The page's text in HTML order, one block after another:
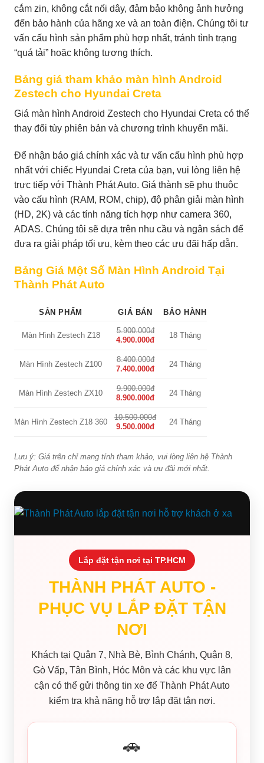
cắm zin, không cắt nối dây, đảm bảo không ảnh hưởng
đến bảo hành của hãng xe và an toàn điện. Chúng tôi tư
vấn cấu hình sản phẩm phù hợp nhất, tránh tình trạng
“quá tải” hoặc không tương thích.
Bảng giá tham khảo màn hình Android
Zestech cho Hyundai Creta
Giá màn hình Android Zestech cho Hyundai Creta có thể
thay đổi tùy phiên bản và chương trình khuyến mãi.
Để nhận báo giá chính xác và tư vấn cấu hình phù hợp
nhất với chiếc Hyundai Creta của bạn, vui lòng liên hệ
trực tiếp với Thành Phát Auto. Giá thành sẽ phụ thuộc
vào cấu hình (RAM, ROM, chip), độ phân giải màn hình
(HD, 2K) và các tính năng tích hợp như camera 360,
ADAS. Chúng tôi sẽ dựa trên nhu cầu và ngân sách để
đưa ra giải pháp tối ưu, kèm theo các ưu đãi hấp dẫn.
Bảng Giá Một Số Màn Hình Android Tại
Thành Phát Auto
SẢN PHẨM GIÁ BÁN BẢO HÀNH
Màn Hình Zestech Z18
5.900.000đ
4.900.000đ
18 Tháng
Màn Hình Zestech Z100
8.400.000đ
7.400.000đ
24 Tháng
Màn Hình Zestech ZX10
9.900.000đ
8.900.000đ
24 Tháng
Màn Hình Zestech Z18 360
10.500.000đ
9.500.000đ
24 Tháng
Lưu ý: Giá trên chỉ mang tính tham khảo, vui lòng liên hệ Thành
Phát Auto để nhận báo giá chính xác và ưu đãi mới nhất.
Lắp đặt tận nơi tại TP.HCM
THÀNH PHÁT AUTO -
PHỤC VỤ LẮP ĐẶT TẬN
NƠI
Khách tại Quận 7, Nhà Bè, Bình Chánh, Quận 8,
Gò Vấp, Tân Bình, Hóc Môn và các khu vực lân
cận có thể gửi thông tin xe để Thành Phát Auto
kiểm tra khả năng hỗ trợ lắp đặt tận nơi.
🚗